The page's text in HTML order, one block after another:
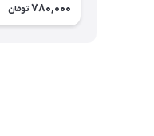
780,000 تومان